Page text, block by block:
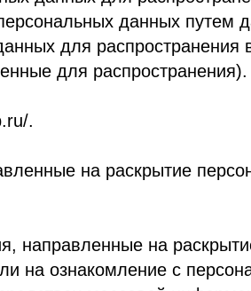
раскрытие персональных
на раскрытие
массовой информации,
данных на территорию
иностранному юридическому
которых персональные
персональных данных в